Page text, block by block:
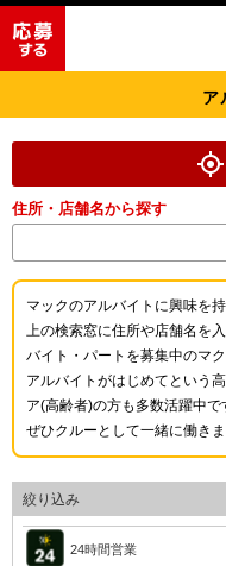
ア
住所・店舗名から探す
マックのアルバイトに興味を
上の検索窓に住所や店舗名を
バイト・パートを募集中のマ
アルバイトがはじめてという
ア(高齢者)の方も多数活躍中で
ぜひクルーとして一緒に働きま
絞り込み
24時間営業